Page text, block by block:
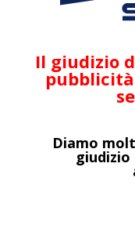
Il giudizio
pubblicità
Diamo